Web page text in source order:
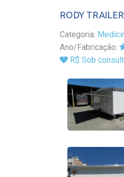
RODY TRAILER
Categoria:
Ano/Fabricação:
R$ Sob